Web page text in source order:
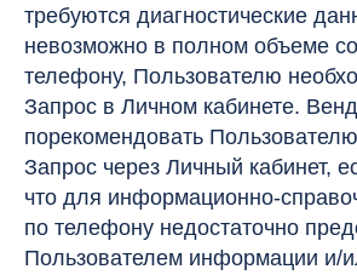
требуются диагностические
невозможно в полном объеме
телефону, Пользователю
Запрос в Личном кабинете.
порекомендовать
Запрос через Личный кабинет,
что для информационно-
по телефону недостаточно
Пользователем информации и/